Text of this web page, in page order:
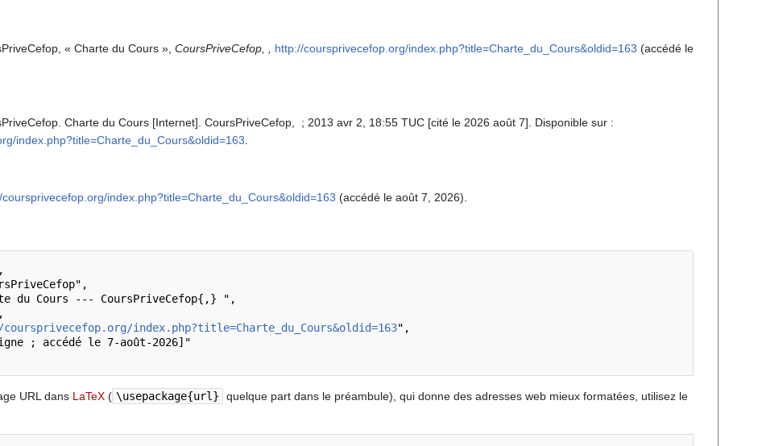
« Charte du Cours », CoursPriveCefop, , http://coursprivecefop.org/index.php?title=Charte_du_Cours&oldid=163 (accédé le
Charte du Cours [Internet]. CoursPriveCefop, ; 2013 avr 2, 18:55 TUC [cité le 2026 août 7]. Disponible sur :
index.php?title=Charte_du_Cours&oldid=163
coursprivecefop.org/index.php?title=Charte_du_Cours&oldid=163 (accédé le août 7, 2026).
index.php?title=Charte_du_Cours&oldid=163",
URL dans LaTeX( \usepackage{url}
quelque part dans le préambule), qui donne des adresses web mieux formatées, utilisez le